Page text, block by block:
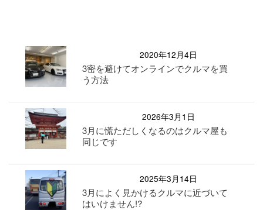
2020年12月4日
3密を避けてオンラインでクルマを買
う方法
2026年3月1日
3月に慌ただしくなるのはクルマ屋も
同じです
2025年3月14日
3月によく見かけるクルマに近づいて
はいけません!?